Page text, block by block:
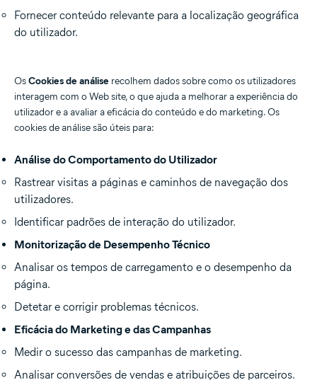
Fornecer conteúdo relevante para a localização geográfica
do utilizador.
OsCookies de análise recolhem dados sobre como os utilizadores
interagem com o Web site, o que ajuda a melhorar a experiência do
utilizador e a avaliar a eficácia do conteúdo e do marketing. Os
cookies de análise são úteis para:
Análise do Comportamento do Utilizador
Rastrear visitas a páginas e caminhos de navegação dos
utilizadores.
Identificar padrões de interação do utilizador.
Monitorização de Desempenho Técnico
Analisar os tempos de carregamento e o desempenho da
página.
Detetar e corrigir problemas técnicos.
Eficácia do Marketing e das Campanhas
Medir o sucesso das campanhas de marketing.
Analisar conversões de vendas e atribuições de parceiros.